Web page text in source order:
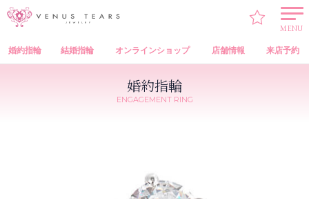
MENU
婚約指輪 結婚指輪 オンラインショップ 店舗情報 来店予約
VENUS TEARS > SOE2-05
婚約指輪
ENGAGEMENT RING